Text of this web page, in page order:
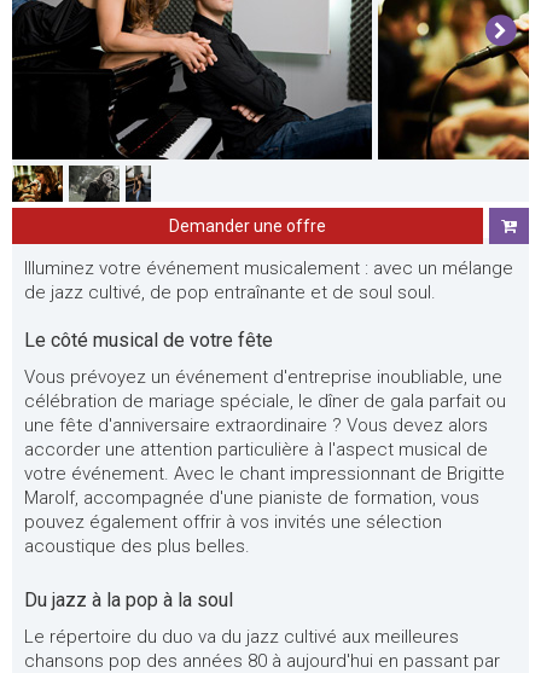
Demander une offre
Illuminez votre événement musicalement : avec un mélange
de jazz cultivé, de pop entraînante et de soul soul.
Le côté musical de votre fête
Vous prévoyez un événement d'entreprise inoubliable, une
célébration de mariage spéciale, le dîner de gala parfait ou
une fête d'anniversaire extraordinaire ? Vous devez alors
accorder une attention particulière à l'aspect musical de
votre événement. Avec le chant impressionnant de Brigitte
Marolf, accompagnée d'une pianiste de formation, vous
pouvez également offrir à vos invités une sélection
acoustique des plus belles.
Du jazz à la pop à la soul
Le répertoire du duo va du jazz cultivé aux meilleures
chansons pop des années 80 à aujourd'hui en passant par